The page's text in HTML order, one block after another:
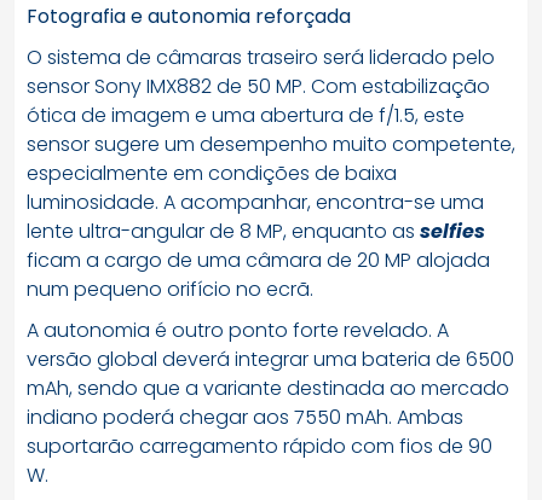
Fotografia e autonomia reforçada
O sistema de câmaras traseiro será liderado pelo
sensor Sony IMX882 de 50 MP. Com estabilização
ótica de imagem e uma abertura de f/1.5, este
sensor sugere um desempenho muito competente,
especialmente em condições de baixa
luminosidade. A acompanhar, encontra-se uma
lente ultra-angular de 8 MP, enquanto as selfies
ficam a cargo de uma câmara de 20 MP alojada
num pequeno orifício no ecrã.
A autonomia é outro ponto forte revelado. A
versão global deverá integrar uma bateria de 6500
mAh, sendo que a variante destinada ao mercado
indiano poderá chegar aos 7550 mAh. Ambas
suportarão carregamento rápido com fios de 90
W.